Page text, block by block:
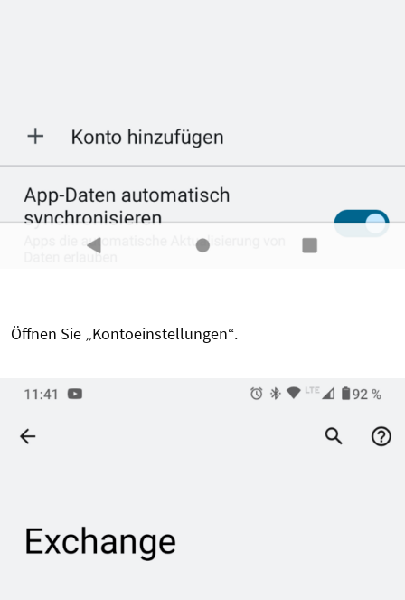
Öffnen Sie „Kontoeinstellungen“.